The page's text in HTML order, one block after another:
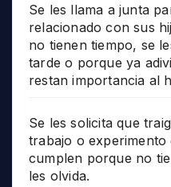
Se les llama a junta
relacionado con sus
no tienen tiempo, se
tarde o porque ya
restan importancia al
Se les solicita que
trabajo o experimento
cumplen porque no
les olvida.